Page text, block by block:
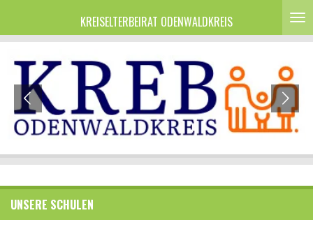
springen
KREISELTERBEIRAT ODENWALDKREIS
UNSERE SCHULEN